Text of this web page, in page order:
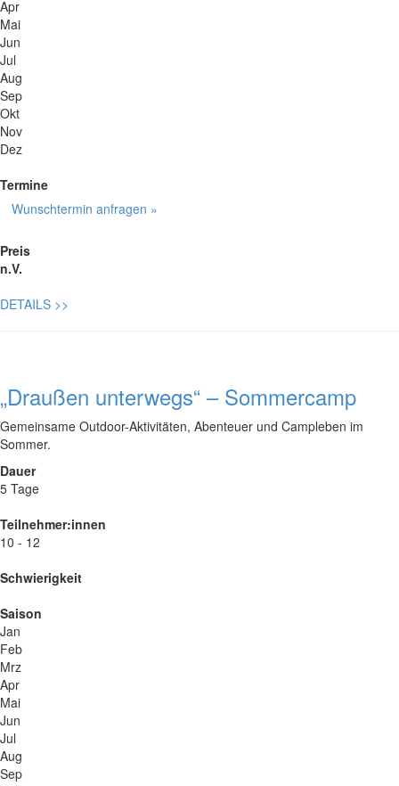
Apr
Mai
Jun
Jul
Aug
Sep
Okt
Nov
Dez
Termine
Wunschtermin anfragen »
Preis
n.V.
DETAILS >>
„Draußen unterwegs“ – Sommercamp
Gemeinsame Outdoor-Aktivitäten, Abenteuer und Campleben im
Sommer.
Dauer
5 Tage
Teilnehmer:innen
10 - 12
Schwierigkeit
Saison
Jan
Feb
Mrz
Apr
Mai
Jun
Jul
Aug
Sep